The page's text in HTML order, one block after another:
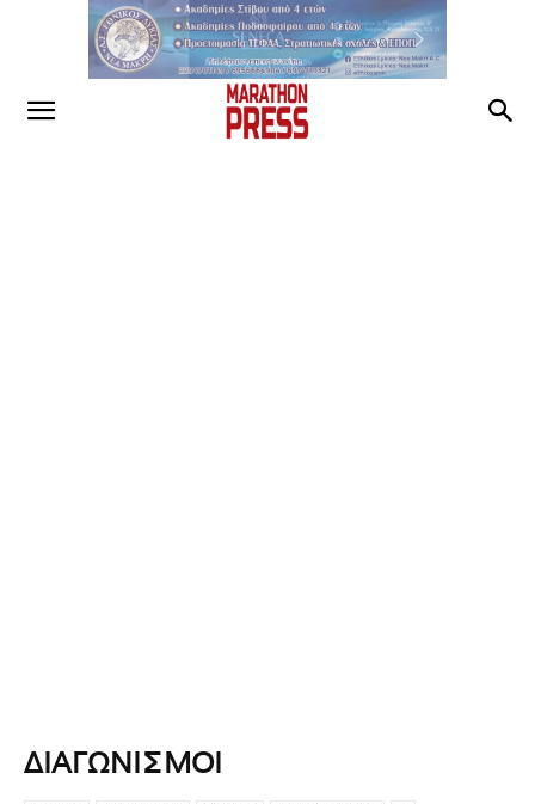
ΔΙΑΓΩΝΙΣΜΟΊ